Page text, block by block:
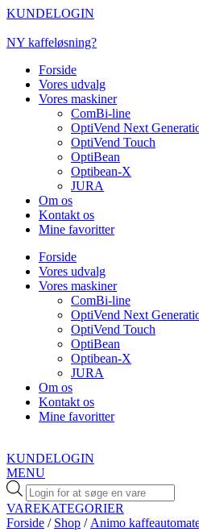
Videre
indhold
KUNDELOGIN
NY kaffeløsning?
Forside
Vores udvalg
Vores maskiner
ComBi-line
OptiVend Next
OptiVend Touch
OptiBean
Optibean-X
JURA
Om os
Kontakt os
Mine favoritter
Forside
Vores udvalg
Vores maskiner
ComBi-line
OptiVend Next
OptiVend Touch
OptiBean
Optibean-X
JURA
Om os
Kontakt os
Mine favoritter
KUNDELOGIN
MENU
Products
search
VAREKATEGORIER
Forside / Shop / Animo